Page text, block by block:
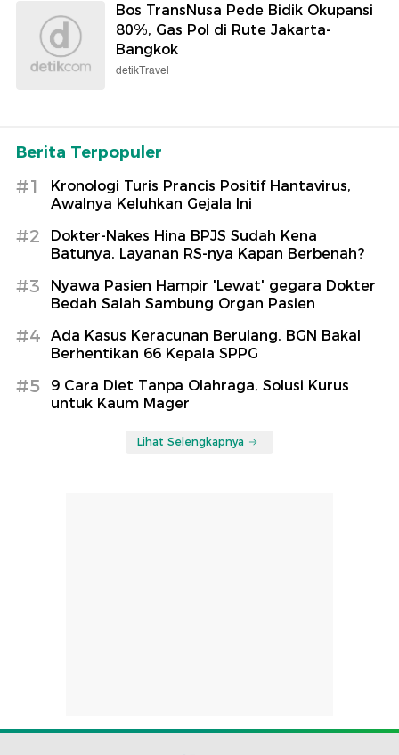
Bos TransNusa Pede Bidik Okupansi
80%, Gas Pol di Rute Jakarta-
Bangkok
detikTravel
Berita Terpopuler
#1
Kronologi Turis Prancis Positif Hantavirus,
Awalnya Keluhkan Gejala Ini
#2
Dokter-Nakes Hina BPJS Sudah Kena
Batunya, Layanan RS-nya Kapan Berbenah?
#3
Nyawa Pasien Hampir 'Lewat' gegara Dokter
Bedah Salah Sambung Organ Pasien
#4
Ada Kasus Keracunan Berulang, BGN Bakal
Berhentikan 66 Kepala SPPG
#5
9 Cara Diet Tanpa Olahraga, Solusi Kurus
untuk Kaum Mager
Lihat Selengkapnya